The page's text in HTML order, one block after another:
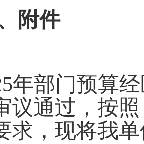
附件
年部门预算
议通过，按
求，现将我